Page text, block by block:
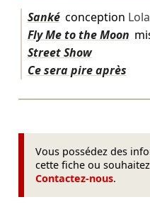
Sankéconception
Fly Me to the Moon
Street Show
Ce sera pire après
Vous possédez des
cette fiche ou
Contactez-nous.